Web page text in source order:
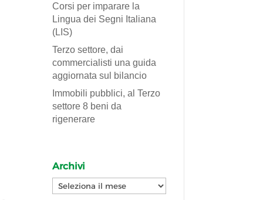
Corsi per imparare la
Lingua dei Segni Italiana
(LIS)
Terzo settore, dai
commercialisti una guida
aggiornata sul bilancio
Immobili pubblici, al Terzo
settore 8 beni da
rigenerare
Archivi
Archivi